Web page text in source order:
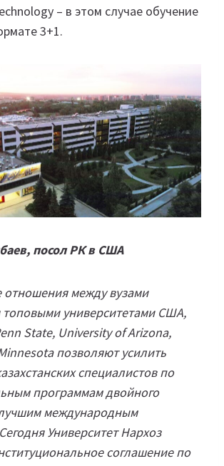
– в этом случае обучение
3+1.
посол РК в США
отношения между вузами
топовыми университетами США,
State, University of Arizona,
позволяют усилить
специалистов по
программам двойного
международным
Университет Нархоз
соглашение по